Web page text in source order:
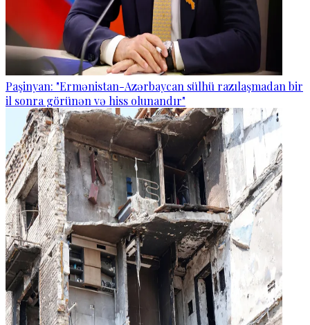
Paşinyan: "Ermənistan-Azərbaycan sülhü razılaşmadan bir
il sonra görünən və hiss olunandır"